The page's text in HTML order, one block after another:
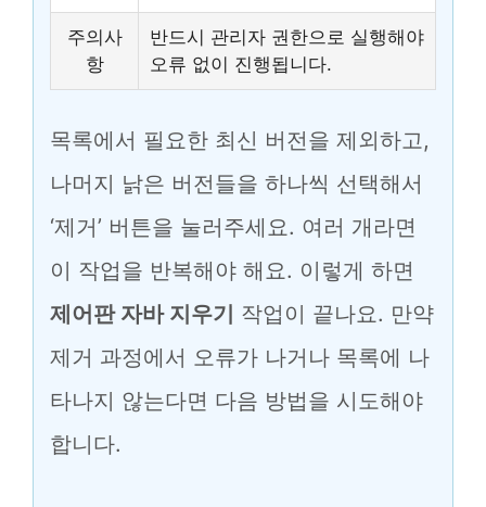
주의사
항
반드시 관리자 권한으로 실행해야
오류 없이 진행됩니다.
목록에서 필요한 최신 버전을 제외하고,
나머지 낡은 버전들을 하나씩 선택해서
‘제거’ 버튼을 눌러주세요. 여러 개라면
이 작업을 반복해야 해요. 이렇게 하면
제어판 자바 지우기 작업이 끝나요. 만약
제거 과정에서 오류가 나거나 목록에 나
타나지 않는다면 다음 방법을 시도해야
합니다.